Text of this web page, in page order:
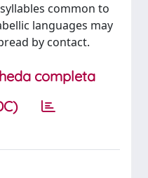
common to
languages may
by contact.
completa